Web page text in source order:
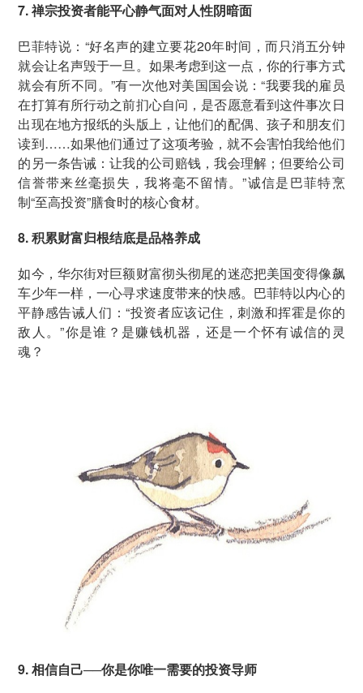
7. 禅宗投资者能平心静气面对人性阴暗面
巴菲特说：“好名声的建立要花20年时间，而只消五分钟
就会让名声毁于一旦。如果考虑到这一点，你的行事方式
就会有所不同。”有一次他对美国国会说：“我要我的雇员
在打算有所行动之前扪心自问，是否愿意看到这件事次日
出现在地方报纸的头版上，让他们的配偶、孩子和朋友们
读到……如果他们通过了这项考验，就不会害怕我给他们
的另一条告诫：让我的公司赔钱，我会理解；但要给公司
信誉带来丝毫损失，我将毫不留情。”诚信是巴菲特烹
制“至高投资”膳食时的核心食材。
8. 积累财富归根结底是品格养成
如今，华尔街对巨额财富彻头彻尾的迷恋把美国变得像飙
车少年一样，一心寻求速度带来的快感。巴菲特以内心的
平静感告诫人们：“投资者应该记住，刺激和挥霍是你的
敌人。”你是谁？是赚钱机器，还是一个怀有诚信的灵
魂？
9. 相信自己──你是你唯一需要的投资导师